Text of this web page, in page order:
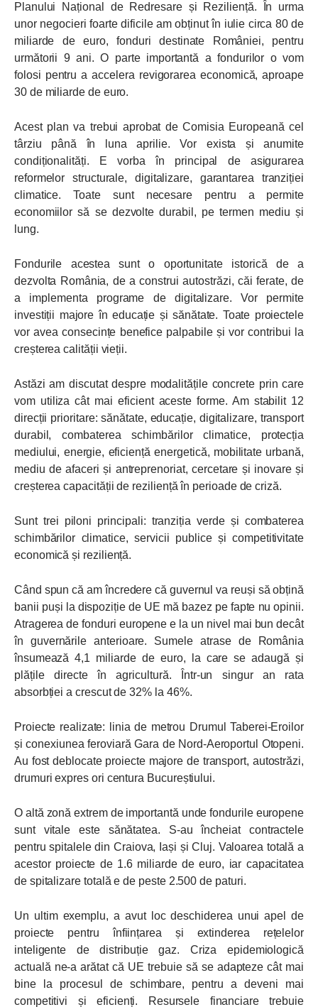
Planului Național de Redresare și Reziliență. În urma
unor negocieri foarte dificile am obținut în iulie circa 80 de
miliarde de euro, fonduri destinate României, pentru
următorii 9 ani. O parte importantă a fondurilor o vom
folosi pentru a accelera revigorarea economică, aproape
30 de miliarde de euro.
Acest plan va trebui aprobat de Comisia Europeană cel
târziu până în luna aprilie. Vor exista și anumite
condiționalități. E vorba în principal de asigurarea
reformelor structurale, digitalizare, garantarea tranziției
climatice. Toate sunt necesare pentru a permite
economiilor să se dezvolte durabil, pe termen mediu și
lung.
Fondurile acestea sunt o oportunitate istorică de a
dezvolta România, de a construi autostrăzi, căi ferate, de
a implementa programe de digitalizare. Vor permite
investiții majore în educație și sănătate. Toate proiectele
vor avea consecințe benefice palpabile și vor contribui la
creșterea calității vieții.
Astăzi am discutat despre modalitățile concrete prin care
vom utiliza cât mai eficient aceste forme. Am stabilit 12
direcții prioritare: sănătate, educație, digitalizare, transport
durabil, combaterea schimbărilor climatice, protecția
mediului, energie, eficiență energetică, mobilitate urbană,
mediu de afaceri și antreprenoriat, cercetare și inovare și
creșterea capacității de reziliență în perioade de criză.
Sunt trei piloni principali: tranziția verde și combaterea
schimbărilor climatice, servicii publice și competitivitate
economică și reziliență.
Când spun că am încredere că guvernul va reuși să obțină
banii puși la dispoziție de UE mă bazez pe fapte nu opinii.
Atragerea de fonduri europene e la un nivel mai bun decât
în guvernările anterioare. Sumele atrase de România
însumează 4,1 miliarde de euro, la care se adaugă și
plățile directe în agricultură. Într-un singur an rata
absorbției a crescut de 32% la 46%.
Proiecte realizate: linia de metrou Drumul Taberei-Eroilor
și conexiunea feroviară Gara de Nord-Aeroportul Otopeni.
Au fost deblocate proiecte majore de transport, autostrăzi,
drumuri expres ori centura Bucureștiului.
O altă zonă extrem de importantă unde fondurile europene
sunt vitale este sănătatea. S-au încheiat contractele
pentru spitalele din Craiova, Iași și Cluj. Valoarea totală a
acestor proiecte de 1.6 miliarde de euro, iar capacitatea
de spitalizare totală e de peste 2.500 de paturi.
Un ultim exemplu, a avut loc deschiderea unui apel de
proiecte pentru înființarea și extinderea rețelelor
inteligente de distribuție gaz. Criza epidemiologică
actuală ne-a arătat că UE trebuie să se adapteze cât mai
bine la procesul de schimbare, pentru a deveni mai
competitivi și eficienți. Resursele financiare trebuie